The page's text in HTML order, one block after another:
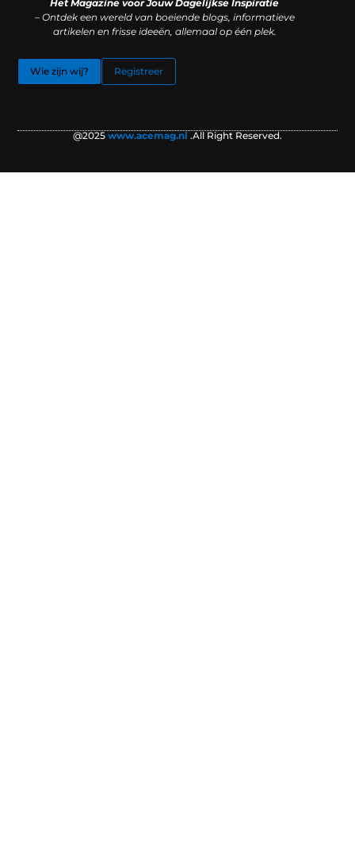
Het Magazine voor Jouw Dagelijkse Inspiratie
– Ontdek een wereld van boeiende blogs, informatieve
artikelen en frisse ideeën, allemaal op één plek.
Wie zijn wij? Registreer
@2025www.acemag.nl .All Right Reserved.